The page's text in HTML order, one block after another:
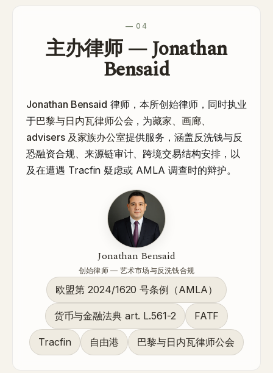
— 04
主办律师 — Jonathan
Bensaid
Jonathan Bensaid 律师，本所创始律师，同时执业
于巴黎与日内瓦律师公会 ，为藏家、画廊、
advisers 及家族办公室提供服务，涵盖反洗钱与反
恐融资合规、来源链审计、跨境交易结构安排，以
及在遭遇 Tracfin 疑虑或 AMLA 调查时的辩护。
Jonathan Bensaid
创始律师 — 艺术市场与反洗钱合规
欧盟第 2024/1620 号条例（AMLA）
货币与金融法典 art. L.561-2 FATF
Tracfin 自由港 巴黎与日内瓦律师公会